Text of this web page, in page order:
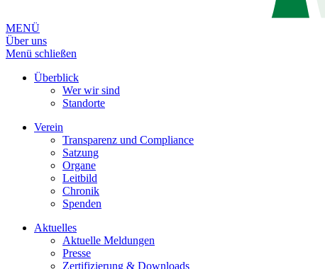
MENÜ
Über uns
Menü schließen
Überblick
Wer wir sind
Standorte
Verein
Transparenz und Compliance
Satzung
Organe
Leitbild
Chronik
Spenden
Aktuelles
Aktuelle Meldungen
Presse
Zertifizierung & Downloads